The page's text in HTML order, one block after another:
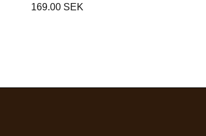
169.00 SEK